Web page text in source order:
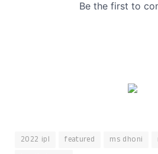
2022 ipl featured ms dhoni